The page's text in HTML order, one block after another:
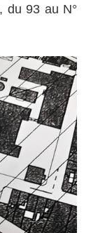
du 93 au N°